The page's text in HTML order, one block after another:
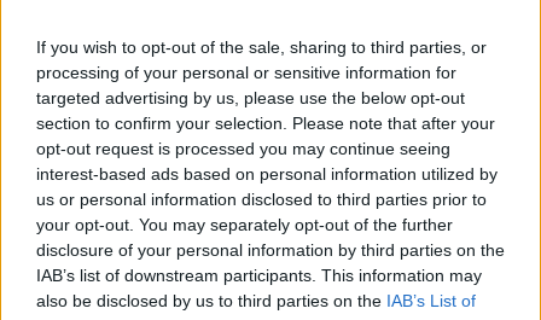
If you wish to opt-out of the sale, sharing to third parties, or
processing of your personal or sensitive information for
targeted advertising by us, please use the below opt-out
section to confirm your selection. Please note that after your
opt-out request is processed you may continue seeing
interest-based ads based on personal information utilized by
us or personal information disclosed to third parties prior to
your opt-out. You may separately opt-out of the further
disclosure of your personal information by third parties on the
IAB’s list of downstream participants. This information may
also be disclosed by us to third parties on the IAB’s List of
dipende dalla conservazione del terroir
e dal ricorso
a pratiche come rotazioni, consociazioni e sistemi
agroforestali che migliorano microclima e
biodiversità. Inoltre, aumentare la materia organica
stabile nel suolo riduce la necessità di input chimici
e favorisce una gestione dell’acqua più efficiente,
elemento cruciale nelle aree mediterranee
soggette a siccità prolungate.